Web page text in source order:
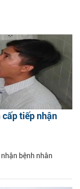
tiếp nhận
bệnh nhân